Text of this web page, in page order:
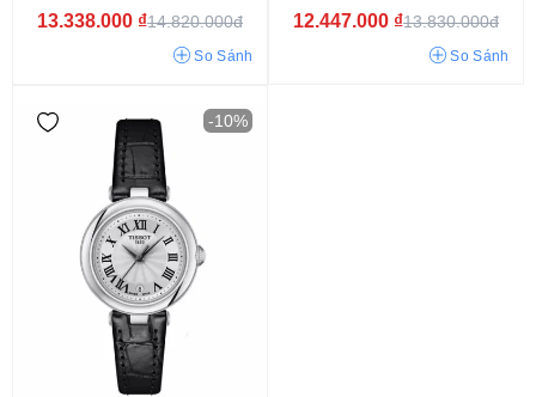
Số La Mã
13.338.000 ₫14.820.000đ
So Sánh
12.447.000 ₫13.830.000đ
So Sánh
-10%